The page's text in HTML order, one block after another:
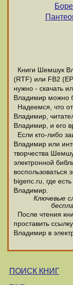
Книги Шемшук
(RTF) или FB2
нужно - скачать
Владимир можно
Надеемся, что
Владимир,
Владимир, и его
Если кто-либо
Владимир или
творчества
электронной
воспользоваться
bigenc.ru, где
Владимир.
Ключевые
После чтения
проставить
Владимир в
ПОИСК КНИГ